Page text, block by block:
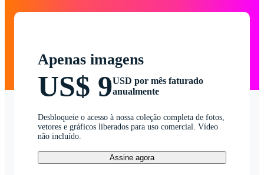
Apenas imagens
US$ 9USD por mês faturado
anualmente
Desbloqueie o acesso à nossa coleção completa de fotos,
vetores e gráficos liberados para uso comercial. Vídeo
não incluído.
Assine agora